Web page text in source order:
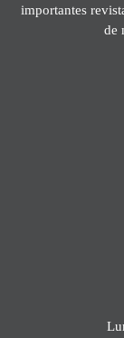
importantes
de